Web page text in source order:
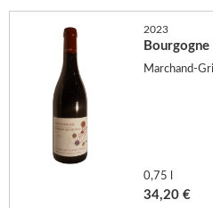
2023
Bourgogne
Marchand-
0,75 l
34,20 €